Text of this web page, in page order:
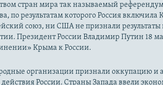
стран мира так называемый референдум
по результатам которого Россия
союз, ни США не признали результаты
Президент России Владимир Путин 18
Крыма к России.
организации признали оккупацию
России. Страны Запада ввели